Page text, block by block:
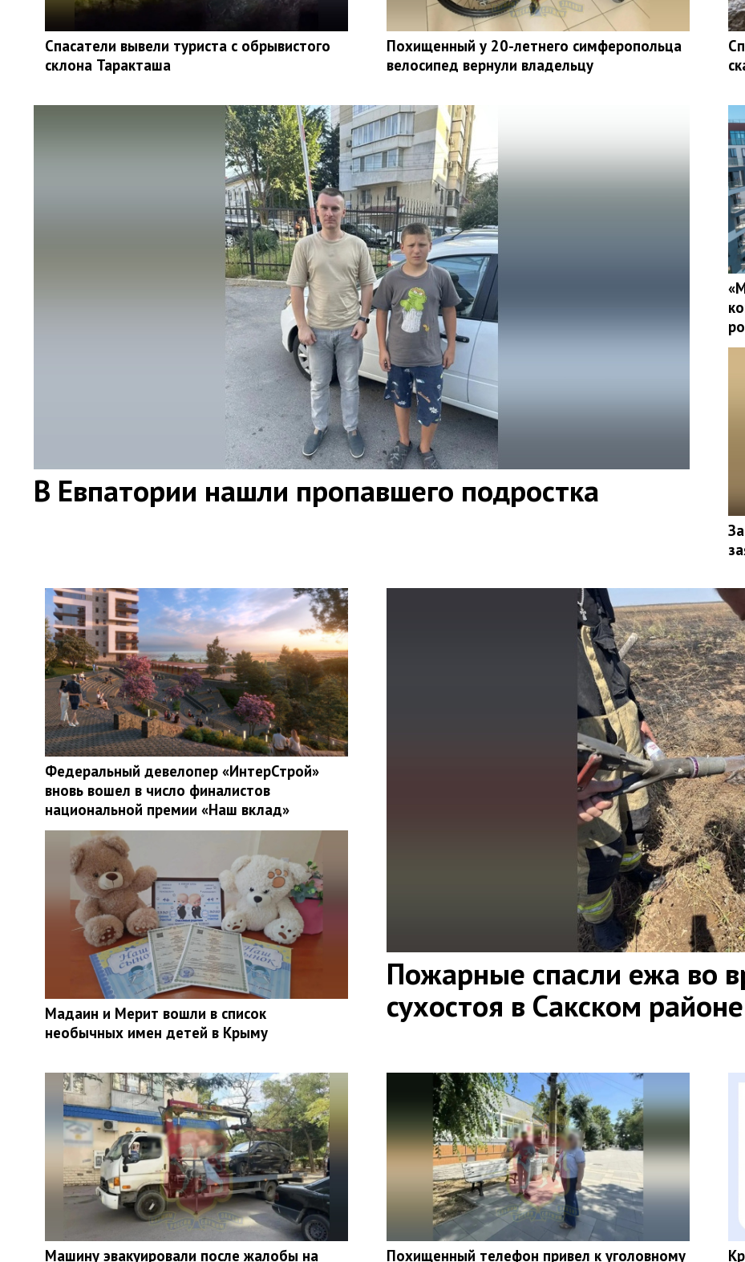
Спасатели вывели туриста с обрывистого
склона Таракташа
Похищенный у 20-летнего симферопольца
велосипед вернули владельцу
В Евпатории нашли пропавшего подростка
Пожарные спасли ежа во
сухостоя в Сакском районе
Федеральный девелопер «ИнтерСтрой»
вновь вошел в число финалистов
национальной премии «Наш вклад»
Мадаин и Мерит вошли в список
необычных имен детей в Крыму
Машину эвакуировали после жалобы на Похищенный телефон привел к уголовному